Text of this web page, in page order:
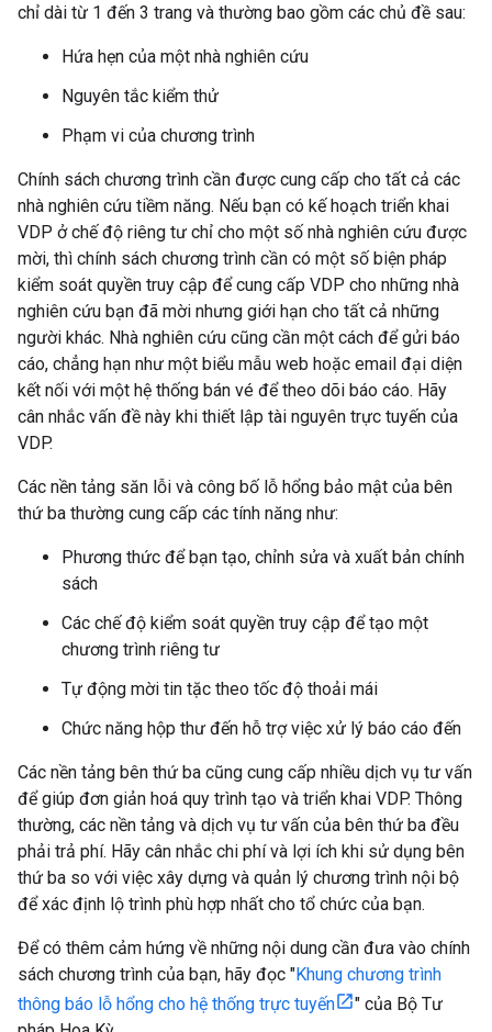
chỉ dài từ 1 đến 3 trang và thường bao gồm các chủ đề sau:
Hứa hẹn của một nhà nghiên cứu
Nguyên tắc kiểm thử
Phạm vi của chương trình
Chính sách chương trình cần được cung cấp cho tất cả các
nhà nghiên cứu tiềm năng. Nếu bạn có kế hoạch triển khai
VDP ở chế độ riêng tư chỉ cho một số nhà nghiên cứu được
mời, thì chính sách chương trình cần có một số biện pháp
kiểm soát quyền truy cập để cung cấp VDP cho những nhà
nghiên cứu bạn đã mời nhưng giới hạn cho tất cả những
người khác. Nhà nghiên cứu cũng cần một cách để gửi báo
cáo, chẳng hạn như một biểu mẫu web hoặc email đại diện
kết nối với một hệ thống bán vé để theo dõi báo cáo. Hãy
cân nhắc vấn đề này khi thiết lập tài nguyên trực tuyến của
VDP.
Các nền tảng săn lỗi và công bố lỗ hổng bảo mật của bên
thứ ba thường cung cấp các tính năng như:
Phương thức để bạn tạo, chỉnh sửa và xuất bản chính
sách
Các chế độ kiểm soát quyền truy cập để tạo một
chương trình riêng tư
Tự động mời tin tặc theo tốc độ thoải mái
Chức năng hộp thư đến hỗ trợ việc xử lý báo cáo đến
Các nền tảng bên thứ ba cũng cung cấp nhiều dịch vụ tư vấn
để giúp đơn giản hoá quy trình tạo và triển khai VDP. Thông
thường, các nền tảng và dịch vụ tư vấn của bên thứ ba đều
phải trả phí. Hãy cân nhắc chi phí và lợi ích khi sử dụng bên
thứ ba so với việc xây dựng và quản lý chương trình nội bộ
để xác định lộ trình phù hợp nhất cho tổ chức của bạn.
Để có thêm cảm hứng về những nội dung cần đưa vào chính
sách chương trình của bạn, hãy đọc "Khung chương trình
thông báo lỗ hổng cho hệ thống trực tuyến
" của Bộ Tư